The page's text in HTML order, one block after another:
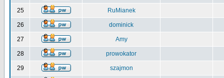
25 RuMianek
26 dominick
27 Amy
28 prowokator
29 szajmon